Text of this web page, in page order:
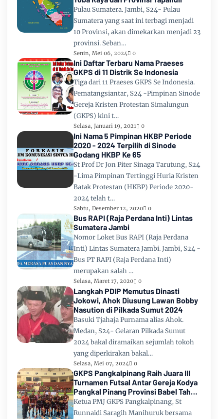
Pulau Sumatera. Jambi, S24- Pulau
Sumatera yang saat ini terbagi menjadi
10 Provinsi, akan dimekarkan menjadi 23
provinsi. Seban…
Senin, Mei 06, 2024 0
Ini Daftar Terbaru Nama Praeses
GKPS di 11 Distrik Se Indonesia
Tiga dari 11 Praeses GKPS Se Indonesia.
Pematangsiantar, S24 -Pimpinan Sinode
Gereja Kristen Protestan Simalungun
(GKPS) kini t…
Selasa, Januari 19, 2021 0
Ini Nama 5 Pimpinan HKBP Periode
2020 - 2024 Terpilih di Sinode
Godang HKBP Ke 65
St Prof Dr Jon Piter Sinaga Tarutung, S24
-Lima Pimpinan Tertinggi Huria Kristen
Batak Protestan (HKBP) Periode 2020-
2024 telah t…
Sabtu, Desember 12, 2020 0
Bus RAPI (Raja Perdana Inti) Lintas
Sumatera Jambi
Nomor Loket Bus RAPI (Raja Perdana
Inti) Lintas Sumatera Jambi. Jambi, S24 -
Bus PT RAPI (Raja Perdana Inti)
merupakan salah …
Selasa, Maret 17, 2020 0
Langkah PDIP Memutus Dinasti
Jokowi, Ahok Diusung Lawan Bobby
Nasution di Pilkada Sumut 2024
Basuki Tjahaja Purnama alias Ahok.
Medan, S24- Gelaran Pilkada Sumut
2024 bakal diramaikan sejumlah tokoh
yang diperkirakan bakal…
Selasa, Mei 07, 2024 0
GKPS Pangkalpinang Raih Juara III
Turnamen Futsal Antar Gereja Kodya
Pangkal Pinang Provinsi Babel Tahun
2024
Ketua PMJ GKPS Pangkalpinang, St
Runnaidi Saragih Manihuruk bersama